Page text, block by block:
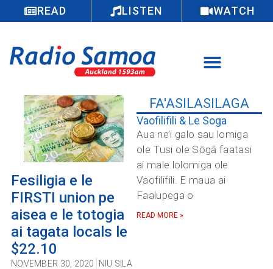
READ LISTEN WATCH
Fesiligia e le
FIRSTI union pe
aisea e le totogia
ai tagata locals le
$22.10
NOVEMBER 30, 2020 NIU SILA
FA'ASILASILAGA
Vaofilifili & Le Soga
Aua ne’i galo sau lomiga
ole Tusi ole Sōgā faatasi
ai male lolomiga ole
Vaofilifili. E maua ai
Faalupega o
READ MORE »